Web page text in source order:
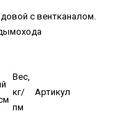
с вентканалом.
Вес,
кг/
пм
Артикул